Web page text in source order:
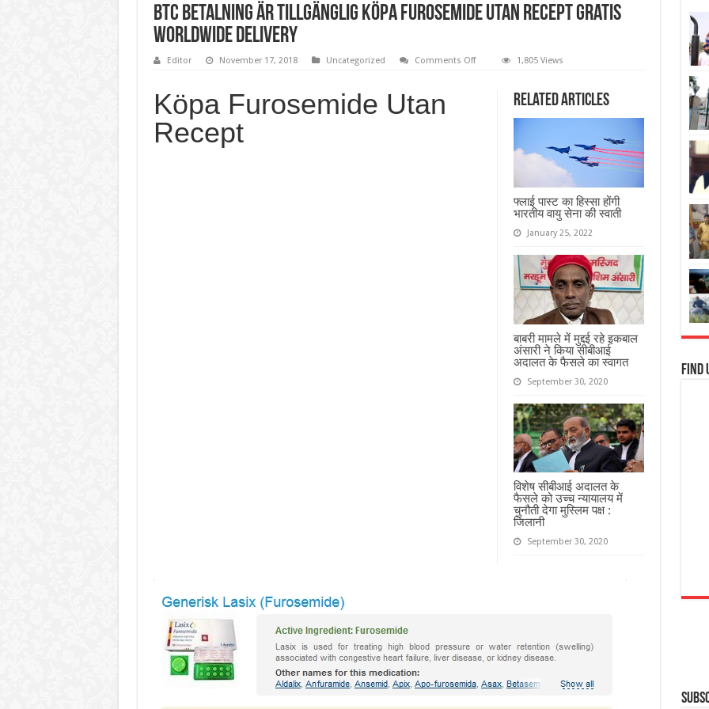
BTC betalning är tillgänglig Köpa Furosemide Utan Recept Gratis
Worldwide Delivery
Editor November 17, 2018 Uncategorized Comments Off 1,805 Views
Related Articles
फ्लाई पास्ट का हिस्सा होंगी
भारतीय वायु सेना की स्वाती
January 25, 2022
बाबरी मामले में मुद्दई रहे इकबाल
अंसारी ने किया सीबीआई
अदालत के फैसले का स्वागत
September 30, 2020
विशेष सीबीआई अदालत के
फैसले को उच्च न्यायालय में
चुनौती देगा मुस्लिम पक्ष :
जिलानी
September 30, 2020
Köpa Furosemide Utan
Recept
Find